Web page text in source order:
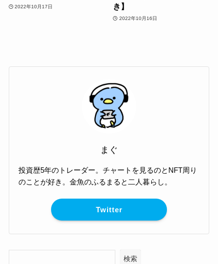
2022年10月17日
き】
2022年10月16日
まぐ
投資歴5年のトレーダー。チャートを見るのとNFT周り
のことが好き。金魚のふるまると二人暮らし。
Twitter
検索